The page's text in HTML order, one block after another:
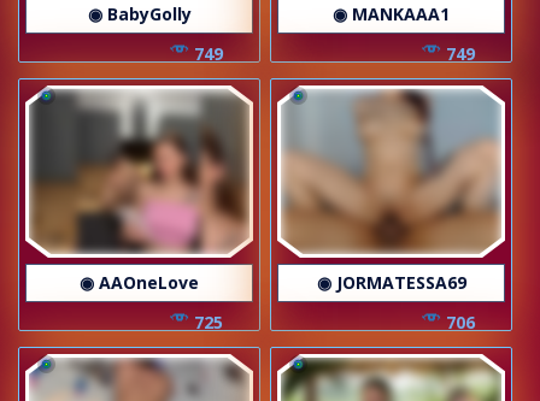
◉ BabyGolly
749
◉ MANKAAA1
749
◉ AAOneLove
725
◉ JORMATESSA69
706